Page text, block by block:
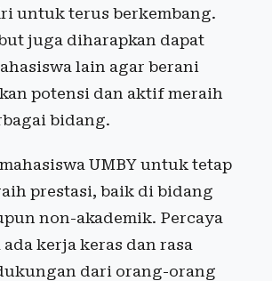
untuk terus berkembang.
juga diharapkan dapat
lain agar berani
potensi dan aktif meraih
bidang.
UMBY untuk tetap
prestasi, baik di bidang
non-akademik. Percaya
ada kerja keras dan rasa
dari orang-orang